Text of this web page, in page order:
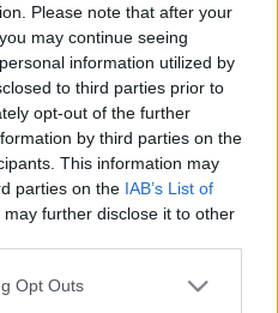
Please note that after your
may continue seeing
information utilized by
to third parties prior to
opt-out of the further
by third parties on the
This information may
parties on the IAB’s List of
may further disclose it to other
uses one or more Google
Opt Outs
házban pusztítottak, az
lakásba helyeztek.
ZÁRTA
KÉZILABDA KLUB
SZOMBATHELYI